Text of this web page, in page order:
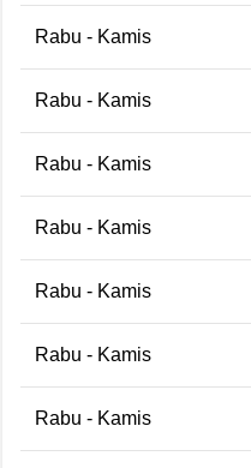
Rabu - Kamis
Rabu - Kamis
Rabu - Kamis
Rabu - Kamis
Rabu - Kamis
Rabu - Kamis
Rabu - Kamis